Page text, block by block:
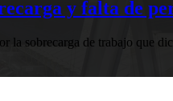
y falta de
la sobrecarga de trabajo